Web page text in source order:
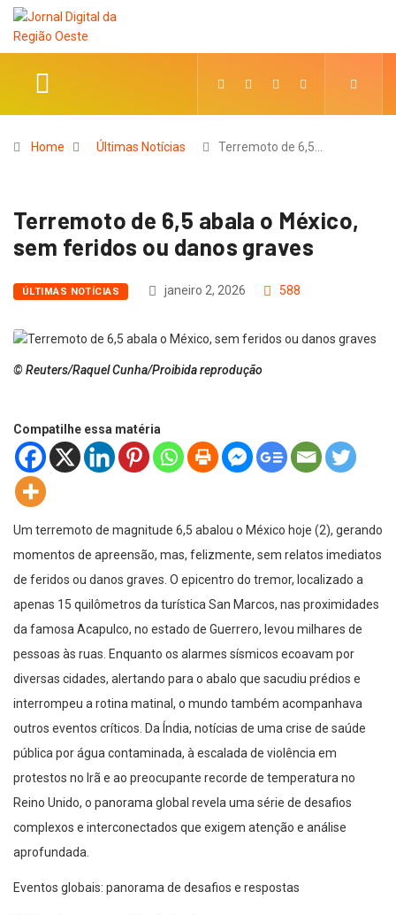
Home Últimas Notícias Terremoto de 6,5…
Terremoto de 6,5 abala o México,
sem feridos ou danos graves
ÚLTIMAS NOTÍCIAS janeiro 2, 2026 588
© Reuters/Raquel Cunha/Proibida reprodução
Compatilhe essa matéria
Um terremoto de magnitude 6,5 abalou o México hoje (2), gerando
momentos de apreensão, mas, felizmente, sem relatos imediatos
de feridos ou danos graves. O epicentro do tremor, localizado a
apenas 15 quilômetros da turística San Marcos, nas proximidades
da famosa Acapulco, no estado de Guerrero, levou milhares de
pessoas às ruas. Enquanto os alarmes sísmicos ecoavam por
diversas cidades, alertando para o abalo que sacudiu prédios e
interrompeu a rotina matinal, o mundo também acompanhava
outros eventos críticos. Da Índia, notícias de uma crise de saúde
pública por água contaminada, à escalada de violência em
protestos no Irã e ao preocupante recorde de temperatura no
Reino Unido, o panorama global revela uma série de desafios
complexos e interconectados que exigem atenção e análise
aprofundada.
Eventos globais: panorama de desafios e respostas